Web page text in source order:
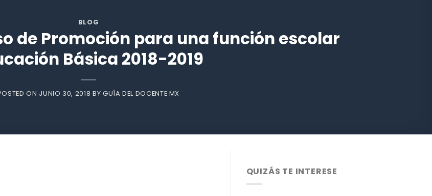
BLOG
de Promoción para una función escolar
Básica 2018-2019
ON JUNIO 30, 2018 BY GUÍA DEL DOCENTE MX
QUIZÁS TE INTERESE